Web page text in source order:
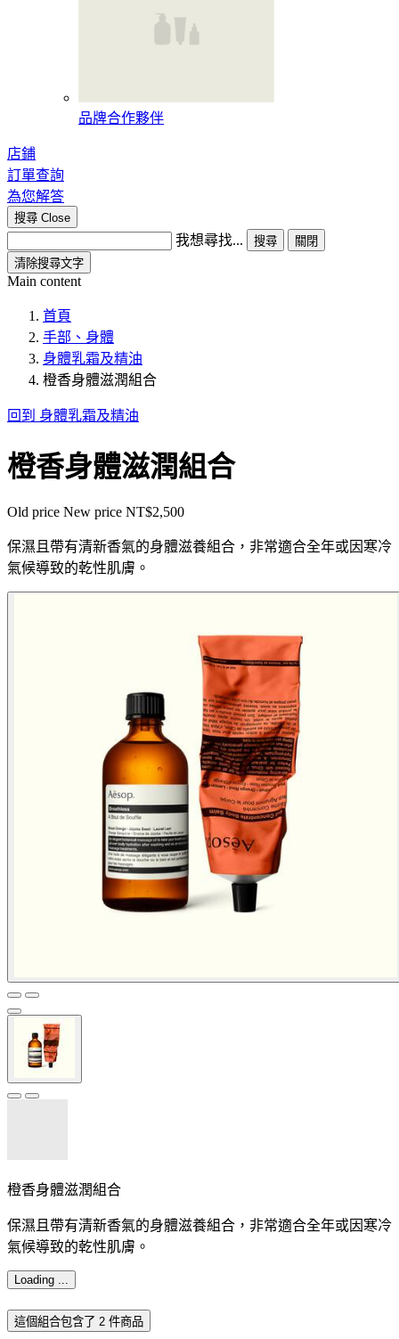
品牌合作夥伴
店鋪
訂單查詢
為您解答
搜尋 Close
我想尋找... 搜尋
關閉
清除搜尋文字
Main content
首頁
手部、身體
身體乳霜及精油
橙香身體滋潤組合
回到 身體乳霜及精油
橙香身體滋潤組合
Old price New price NT$2,500
保濕且帶有清新香氣的身體滋養組合，非常適合全年或因寒冷
氣候導致的乾性肌膚。
橙香身體滋潤組合
保濕且帶有清新香氣的身體滋養組合，非常適合全年或因寒冷
氣候導致的乾性肌膚。
Loading ...
這個組合包含了 2 件商品